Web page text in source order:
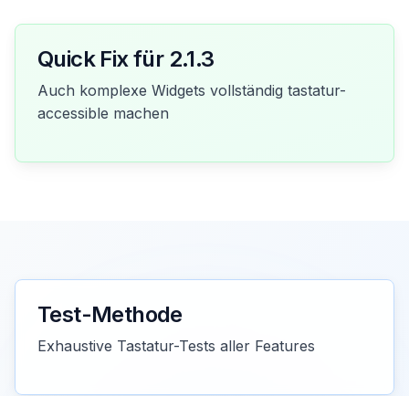
Quick Fix für 2.1.3
Auch komplexe Widgets vollständig tastatur-
accessible machen
Test-Methode
Exhaustive Tastatur-Tests aller Features